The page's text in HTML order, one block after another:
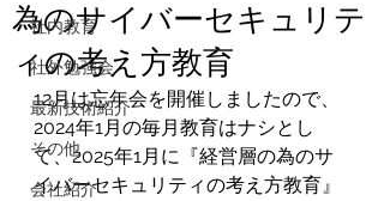
社内教育
社外勉強会
最新技術紹介
その他
会社紹介
為のサイバーセキュリテ
ィの考え方教育
12月は忘年会を開催しましたので、
2024年1月の毎月教育はナシとし
て、2025年1月に『経営層の為のサ
イバーセキュリティの考え方教育』